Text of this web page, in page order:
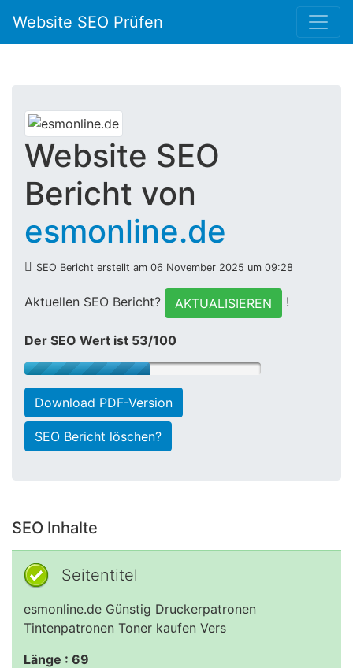
Website SEO Prüfen
Website SEO
Bericht von
esmonline.de
SEO Bericht erstellt am 06 November 2025 um 09:28
Aktuellen SEO Bericht? AKTUALISIEREN !
Der SEO Wert ist 53/100
Download PDF-Version
SEO Bericht löschen?
SEO Inhalte
Seitentitel
esmonline.de Günstig Druckerpatronen
Tintenpatronen Toner kaufen Vers
Länge : 69